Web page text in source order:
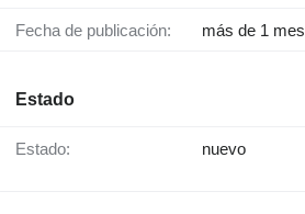
Fecha de publicación: más de 1 mes
Estado
Estado: nuevo